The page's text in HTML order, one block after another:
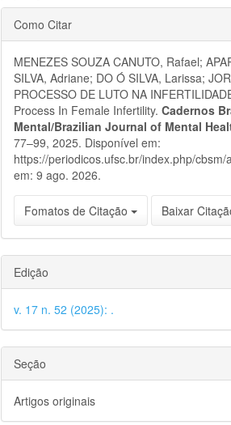
Detalhes
do
artigo
Como Citar
MENEZES SOUZA CANUTO, Rafael;
SILVA, Adriane; DO Ó SILVA, Larissa;
PROCESSO DE LUTO NA
Process In Female Infertility.Cadernos
Mental/Brazilian Journal of Mental
77–99, 2025. Disponível em:
https://periodicos.ufsc.br/index.php/
em: 9 ago. 2026.
Fomatos de Citação Baixar
Edição
v. 17 n. 52 (2025): .
Seção
Artigos originais